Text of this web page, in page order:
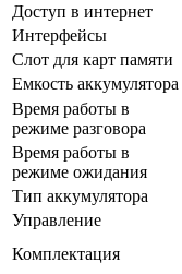
Доступ в интернет
Интерфейсы
Слот для карт памяти
Емкость аккумулятора
Время работы в
режиме разговора
Время работы в
режиме ожидания
Тип аккумулятора
Управление
Комплектация